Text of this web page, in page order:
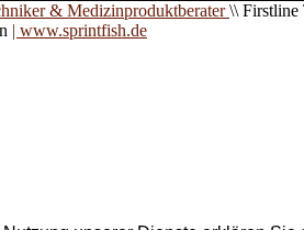
& Medizinproduktberater\\ Firstline
| www.sprintfish.de